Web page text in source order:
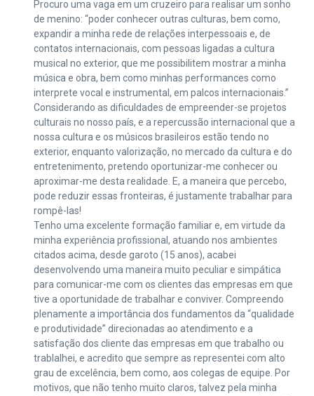
Procuro uma vaga em um cruzeiro para realisar um sonho
de menino: “poder conhecer outras culturas, bem como,
expandir a minha rede de relações interpessoais e, de
contatos internacionais, com pessoas ligadas a cultura
musical no exterior, que me possibilitem mostrar a minha
música e obra, bem como minhas performances como
interprete vocal e instrumental, em palcos internacionais.”
Considerando as dificuldades de empreender-se projetos
culturais no nosso país, e a repercussão internacional que a
nossa cultura e os músicos brasileiros estão tendo no
exterior, enquanto valorização, no mercado da cultura e do
entretenimento, pretendo oportunizar-me conhecer ou
aproximar-me desta realidade. E, a maneira que percebo,
pode reduzir essas fronteiras, é justamente trabalhar para
rompê-las!
Tenho uma excelente formação familiar e, em virtude da
minha experiência profissional, atuando nos ambientes
citados acima, desde garoto (15 anos), acabei
desenvolvendo uma maneira muito peculiar e simpática
para comunicar-me com os clientes das empresas em que
tive a oportunidade de trabalhar e conviver. Compreendo
plenamente a importância dos fundamentos da “qualidade
e produtividade” direcionadas ao atendimento e a
satisfação dos cliente das empresas em que trabalho ou
trablalhei, e acredito que sempre as representei com alto
grau de excelência, bem como, aos colegas de equipe. Por
motivos, que não tenho muito claros, talvez pela minha